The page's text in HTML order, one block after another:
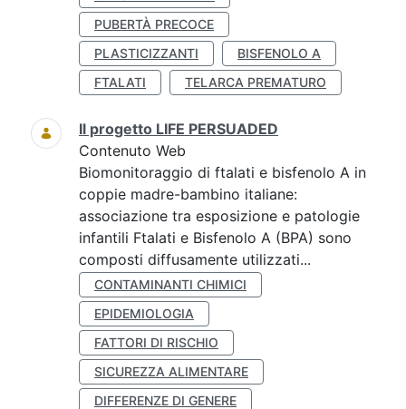
PUBERTÀ PRECOCE
PLASTICIZZANTI
BISFENOLO A
FTALATI
TELARCA PREMATURO
Il progetto LIFE PERSUADED
Contenuto Web
Biomonitoraggio di ftalati e bisfenolo A in
coppie madre-bambino italiane:
associazione tra esposizione e patologie
infantili Ftalati e Bisfenolo A (BPA) sono
composti diffusamente utilizzati...
CONTAMINANTI CHIMICI
EPIDEMIOLOGIA
FATTORI DI RISCHIO
SICUREZZA ALIMENTARE
DIFFERENZE DI GENERE